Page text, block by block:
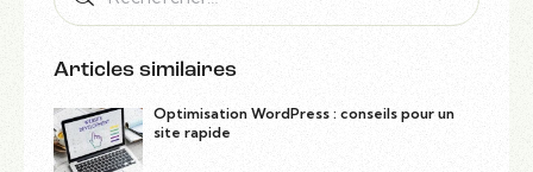
Articles similaires
Optimisation WordPress : conseils pour un
site rapide